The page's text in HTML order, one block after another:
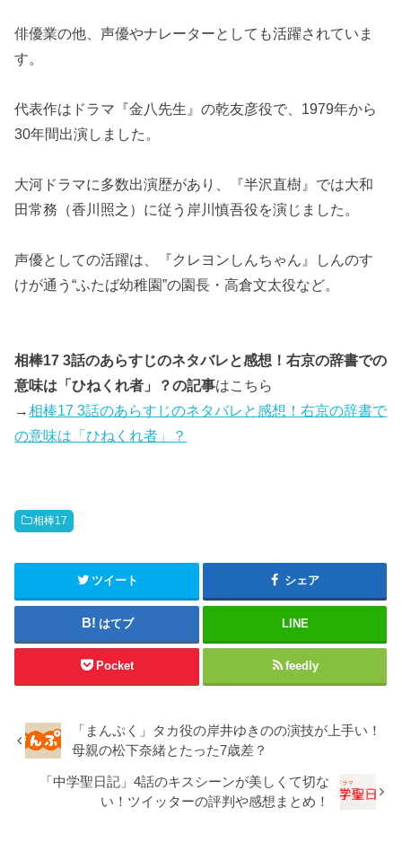
俳優業の他、声優やナレーターとしても活躍されていま
す。
代表作はドラマ『金八先生』の乾友彦役で、1979年から
30年間出演しました。
大河ドラマに多数出演歴があり、『半沢直樹』では大和
田常務（香川照之）に従う岸川慎吾役を演じました。
声優としての活躍は、『クレヨンしんちゃん』しんのす
けが通う“ふたば幼稚園”の園長・高倉文太役など。
相棒17 3話のあらすじのネタバレと感想！右京の辞書での
意味は「ひねくれ者」？の記事はこちら
→相棒17 3話のあらすじのネタバレと感想！右京の辞書で
の意味は「ひねくれ者」？
相棒17
ツイート シェア
はてブ LINE
Pocket feedly
「まんぷく」タカ役の岸井ゆきのの演技が上手い！
母親の松下奈緒とたった7歳差？
「中学聖日記」4話のキスシーンが美しくて切な
い！ツイッターの評判や感想まとめ！